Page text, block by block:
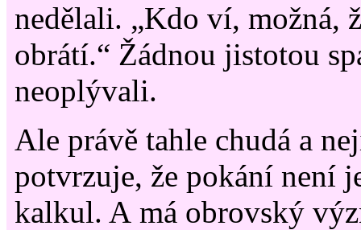
nedělali. „Kdo ví, možná,
obrátí.“ Žádnou jistotou
neoplývali.
Ale právě tahle chudá a
potvrzuje, že pokání není
kalkul. A má obrovský